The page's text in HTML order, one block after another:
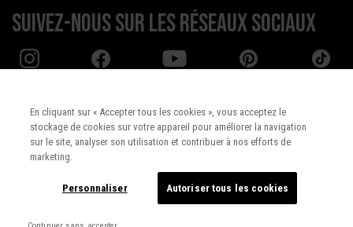
Suivez-nous sur les réseaux sociaux
Pays : UNITED STATES
Français
En cliquant sur « Accepter tous les cookies », vous acceptez le
stockage de cookies sur votre appareil pour améliorer la navigation
sur le site, analyser son utilisation et contribuer à nos efforts de
marketing.
Personnaliser Autoriser tous les cookies